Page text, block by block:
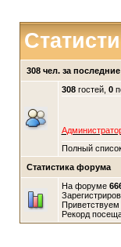
308 чел. за
308гостей, 0
Полный
Статистика форума
На форуме
Рекорд